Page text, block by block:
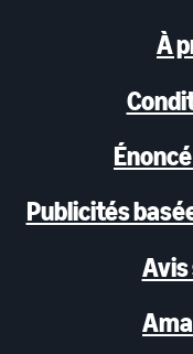
À
Publicités